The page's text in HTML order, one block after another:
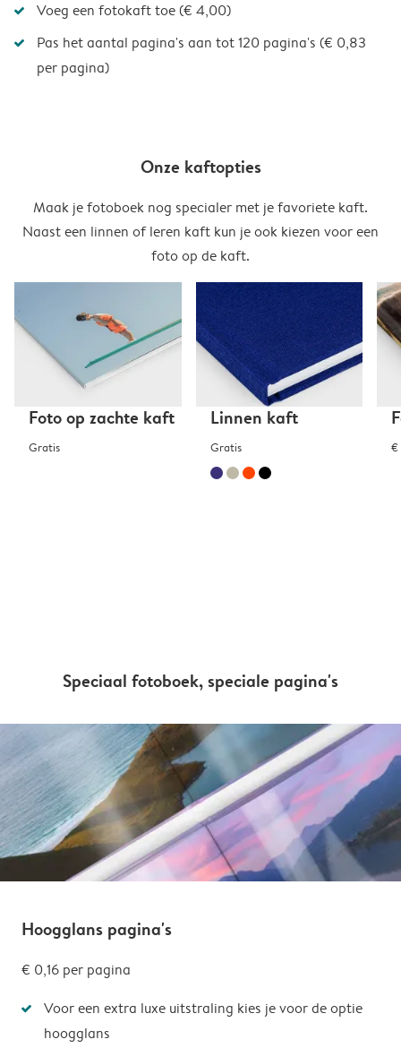
Voeg een fotokaft toe (€ 4,00)
Pas het aantal pagina's aan tot 120 pagina's (€ 0,83
per pagina)
Onze kaftopties
Maak je fotoboek nog specialer met je favoriete kaft.
Naast een linnen of leren kaft kun je ook kiezen voor een
foto op de kaft.
Foto op zachte kaft
Gratis
Linnen kaft
Gratis €
Speciaal fotoboek, speciale pagina's
Hoogglans pagina's
€ 0,16 per pagina
Voor een extra luxe uitstraling kies je voor de optie
hoogglans